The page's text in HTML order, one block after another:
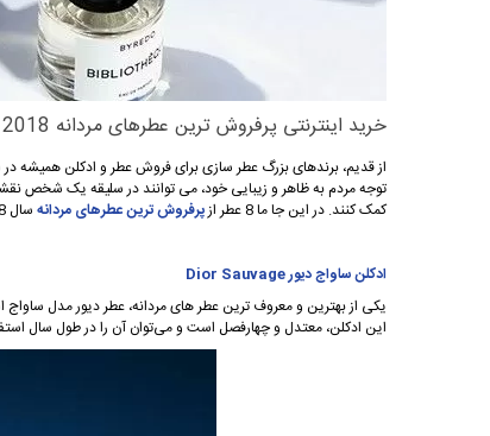
خرید اینترنتی پرفروش ترین عطرهای مردانه 2018
از قدیم، برندهای بزرگ عطر سازی برای فروش عطر و ادکلن همیشه
توجه مردم به ظاهر و زیبایی خود، می توانند در سلیقه یک شخص
کمک کنند. در این جا ما 8 عطر از
پرفروش ترین عطرهای مردانه سال 2018 را به شما معرفی می کنیم.
ادکلن ساواج دیور Dior Sauvage
این ادکلن، معتدل و چهارفصل است و می‌توان آن را در طول سال